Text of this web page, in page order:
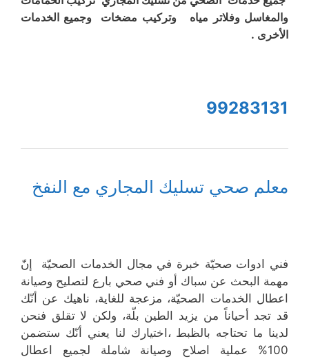
والمغاسل وفلاتر مياه وتركيب مضخات وجميع الخدمات
الأخرى .
99283131
معلم صحي تسليك المجاري مع النفخ
فني ادوات صحيّة خبرة في مجال الخدمات الصحيّة إنّ
مهمة البحث عن سباك أو فني صحي بارع لتصليح وصيانة
اعطال الخدمات الصحيّة، مزعجة للغاية، ناهيك عن أنّك
قد تجد أحياناً من يزيد الطين بلّة، ولكن لا تقلق فنحن
لدينا ما تحتاجه بالظبط ،اختيارك لنا يعني أنّك ستضمن
100% عملية اصلاح وصيانة شاملة لجميع اعطال